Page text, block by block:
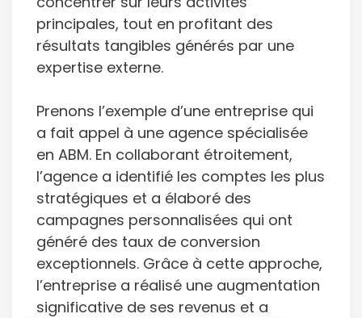
principales, tout en profitant des
résultats tangibles générés par une
expertise externe.
Prenons l’exemple d’une entreprise qui
a fait appel à une agence spécialisée
en ABM. En collaborant étroitement,
l’agence a identifié les comptes les plus
stratégiques et a élaboré des
campagnes personnalisées qui ont
généré des taux de conversion
exceptionnels. Grâce à cette approche,
l’entreprise a réalisé une augmentation
significative de ses revenus et a